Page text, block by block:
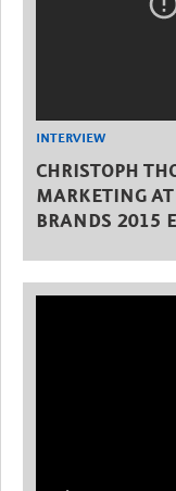
INTERVIEW
CHRISTOPH
MARKETING
BRANDS 2015